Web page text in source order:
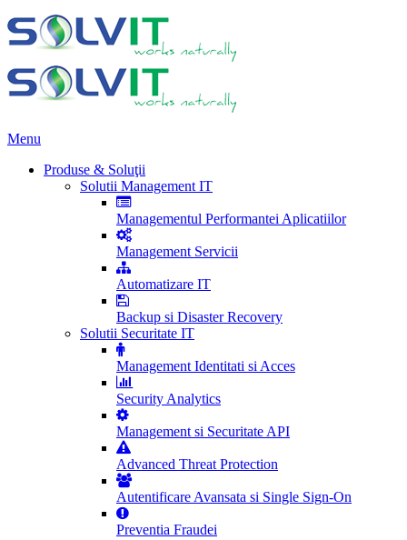
Menu
Produse & Soluţii
Solutii Management IT
Managementul Performantei Aplicatiilor
Management Servicii
Automatizare IT
Backup si Disaster Recovery
Solutii Securitate IT
Management Identitati si Acces
Security Analytics
Management si Securitate API
Advanced Threat Protection
Autentificare Avansata si Single Sign-On
Preventia Fraudei